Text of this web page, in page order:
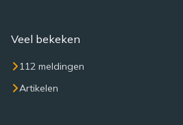
Veel bekeken
112 meldingen
Artikelen